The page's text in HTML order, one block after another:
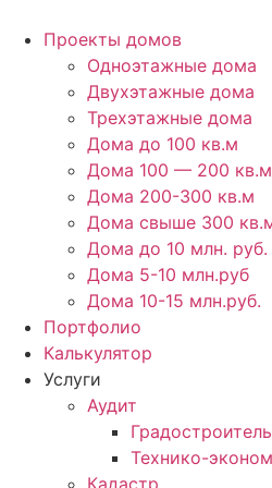
содержимому
Проекты домов
Одноэтажные дома
Двухэтажные дома
Трехэтажные дома
Дома до 100 кв.м
Дома 100 — 200 кв.м
Дома 200-300 кв.м
Дома свыше 300
Дома до 10 млн. руб.
Дома 5-10 млн.руб
Дома 10-15 млн.руб.
Портфолио
Калькулятор
Услуги
Аудит
Технико-
Кадастр